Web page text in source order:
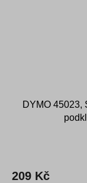
DYMO 45023,
209 Kč